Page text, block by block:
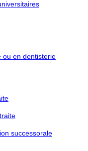
ou en dentisterie
successorale